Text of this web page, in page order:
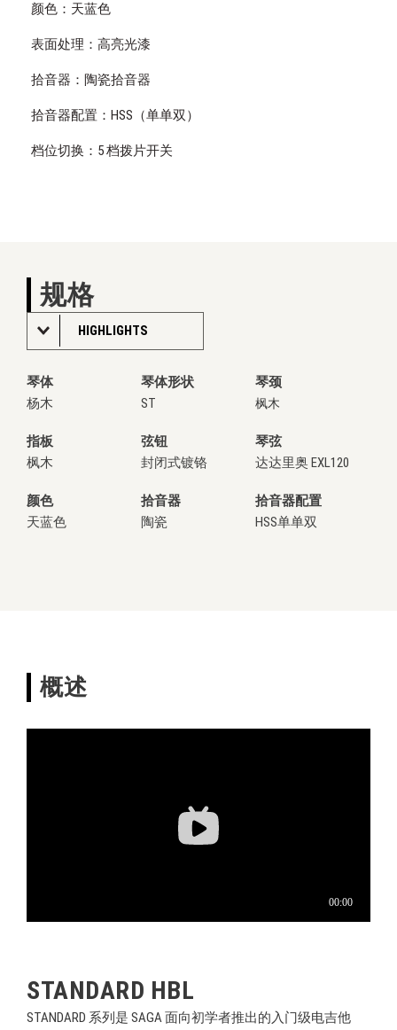
颜色：天蓝色
表面处理：高亮光漆
拾音器：陶瓷拾音器
拾音器配置：HSS（单单双）
档位切换：5 档拨片开关
规格
HIGHLIGHTS
琴体 琴体形状
琴颈
杨木
ST 枫木
指板 弦钮
琴弦
枫木
封闭式镀铬 达达里奥 EXL120
颜色 拾音器
拾音器配置
天蓝色
陶瓷 HSS单单双
概述
STANDARD HBL
STANDARD 系列是 SAGA 面向初学者推出的入门级电吉他